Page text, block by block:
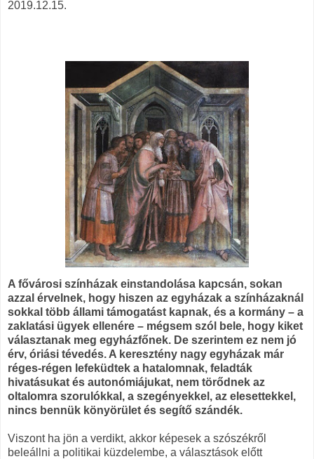
2019.12.15.
A fővárosi színházak einstandolása kapcsán, sokan
azzal érvelnek, hogy hiszen az egyházak a színházaknál
sokkal több állami támogatást kapnak, és a kormány – a
zaklatási ügyek ellenére – mégsem szól bele, hogy kiket
választanak meg egyházfőnek. De szerintem ez nem jó
érv, óriási tévedés. A keresztény nagy egyházak már
réges-régen lefeküdtek a hatalomnak, feladták
hivatásukat és autonómiájukat, nem törődnek az
oltalomra szorulókkal, a szegényekkel, az elesettekkel,
nincs bennük könyörület és segítő szándék.
Viszont ha jön a verdikt, akkor képesek a szószékről
beleállni a politikai küzdelembe, a választások előtt